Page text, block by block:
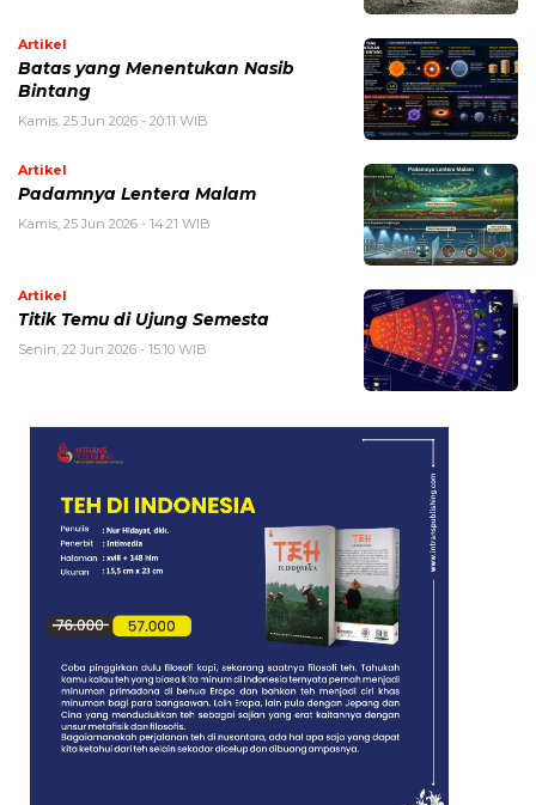
Artikel
Batas yang Menentukan Nasib
Bintang
Kamis, 25 Jun 2026 - 20:11 WIB
Artikel
Padamnya Lentera Malam
Kamis, 25 Jun 2026 - 14:21 WIB
Artikel
Titik Temu di Ujung Semesta
Senin, 22 Jun 2026 - 15:10 WIB